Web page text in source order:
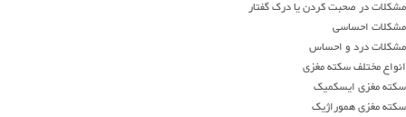
مشکلات در صحبت کردن یا درک گفتار
مشکلات احساسی
مشکلات درد و احساس
انواع مختلف سکته مغزی
سکته مغزی ایسکمیک
سکته مغزی هموراژیک